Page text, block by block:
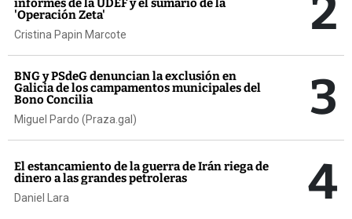
informes de la UDEF y el sumario de la
'Operación Zeta'
Cristina Papin Marcote 2
BNG y PSdeG denuncian la exclusión en
Galicia de los campamentos municipales del
Bono Concilia
Miguel Pardo (Praza.gal) 3
El estancamiento de la guerra de Irán riega de
dinero a las grandes petroleras
Daniel Lara 4